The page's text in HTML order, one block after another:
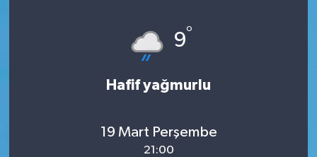
9°
Hafif yağmurlu
19 Mart Perşembe
21:00
Tarih - Kültür - Sanat - Turizm